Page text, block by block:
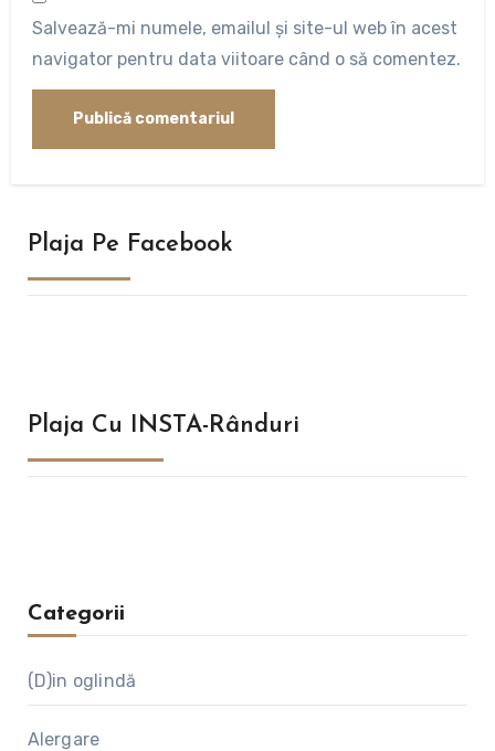
Salvează-mi numele, emailul și site-ul web în acest
navigator pentru data viitoare când o să comentez.
Plaja Pe Facebook
Plaja Cu INSTA-Rânduri
Categorii
(D)in oglindă
Alergare